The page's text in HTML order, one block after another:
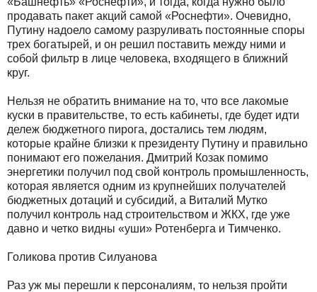
продавать пакет акций самой «Роснефти». Очевидно,
Путину надоело самому разруливать постоянные споры
трех богатырей, и он решил поставить между ними и
собой фильтр в лице человека, входящего в ближний
круг.
Нельзя не обратить внимание на то, что все лакомые
куски в правительстве, то есть кабинеты, где будет идти
дележ бюджетного пирога, достались тем людям,
которые крайне близки к президенту Путину и правильно
понимают его пожелания. Дмитрий Козак помимо
энергетики получил под свой контроль промышленность,
которая является одним из крупнейших получателей
бюджетных дотаций и субсидий, а Виталий Мутко
получил контроль над строительством и ЖКХ, где уже
давно и четко видны «уши» Ротенберга и Тимченко.
Голикова против Силуанова
Раз уж мы перешли к персоналиям, то нельзя пройти